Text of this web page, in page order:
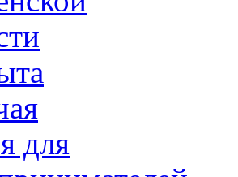
для